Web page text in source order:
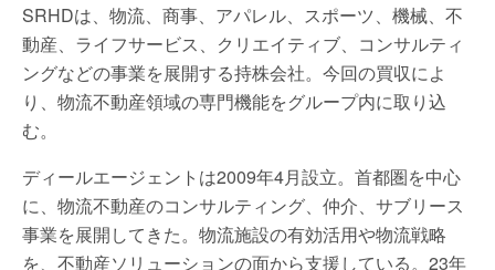
SRHDは、物流、商事、アパレル、スポーツ、機械、不
動産、ライフサービス、クリエイティブ、コンサルティ
ングなどの事業を展開する持株会社。今回の買収によ
り、物流不動産領域の専門機能をグループ内に取り込
む。
ディールエージェントは2009年4月設立。首都圏を中心
に、物流不動産のコンサルティング、仲介、サブリース
事業を展開してきた。物流施設の有効活用や物流戦略
を、不動産ソリューションの面から支援している。23年